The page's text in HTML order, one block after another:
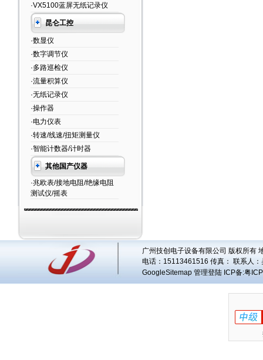
·VX5100蓝屏无纸记录仪
昆仑工控
·数显仪
·数字调节仪
·多路巡检仪
·流量积算仪
·无纸记录仪
·操作器
·电力仪表
·转速/线速/扭矩测量仪
·智能计数器/计时器
其他国产仪器
·兆欧表/接地电阻/绝缘电阻
测试仪/摇表
广州技创电子设备有限公司 版权所有
电话：15113461516 传真： 联系人：
GoogleSitemap 管理登陆 ICP备:粤